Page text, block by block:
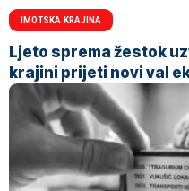
IMOTSKA KRAJINA
Ljeto sprema žestok
krajini prijeti novi val